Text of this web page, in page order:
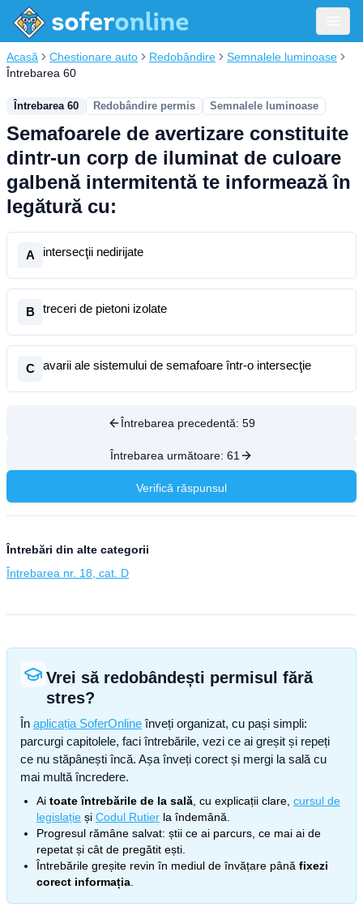
Acasă Chestionare auto Redobândire
Semnalele luminoase
Întrebarea 60
Întrebarea 60 Redobândire permis Semnalele luminoase
Semafoarele de avertizare constituite
dintr-un corp de iluminat de culoare
galbenă intermitentă te informează în
legătură cu:
A intersecţii nedirijate
B treceri de pietoni izolate
C avarii ale sistemului de semafoare într-o intersecţie
Întrebarea precedentă: 59
Întrebarea următoare: 61
Verifică răspunsul
Întrebări din alte categorii
Întrebarea nr. 18, cat. D
Vrei să redobândești permisul fără
stres?
În aplicația SoferOnline înveți organizat, cu pași simpli:
parcurgi capitolele, faci întrebările, vezi ce ai greșit și repeți
ce nu stăpânești încă. Așa înveți corect și mergi la sală cu
mai multă încredere.
Ai toate întrebările de la sală , cu explicații clare, cursul de
legislație și Codul Rutier la îndemână.
Progresul rămâne salvat: știi ce ai parcurs, ce mai ai de
repetat și cât de pregătit ești.
Întrebările greșite revin în mediul de învățare până fixezi
corect informația